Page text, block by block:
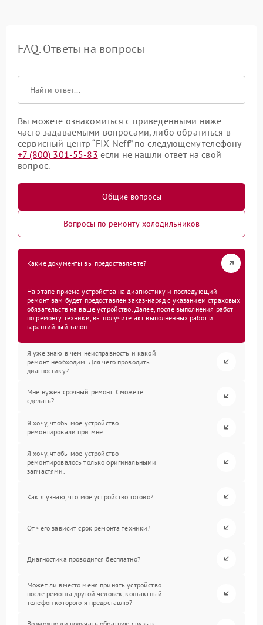
FAQ. Ответы на вопросы
Вы можете ознакомиться с приведенными ниже
часто задаваемыми вопросами, либо обратиться в
сервисный центр “FIX-Neff” по следующему телефону
+7 (800) 301-55-83 если не нашли ответ на свой
вопрос.
Общие вопросы
Вопросы по ремонту холодильников
Какие документы вы предоставляете?
На этапе приема устройства на диагностику и последующий
ремонт вам будет предоставлен заказ-наряд с указанием страховых
обязательств на ваше устройство. Далее, после выполнения работ
по ремонту техники, вы получите акт выполненных работ и
гарантийный талон.
Я уже знаю в чем неисправность и какой
ремонт необходим. Для чего проводить
диагностику?
Мне нужен срочный ремонт. Сможете
сделать?
Я хочу, чтобы мое устройство
ремонтировали при мне.
Я хочу, чтобы мое устройство
ремонтировалось только оригинальными
запчастями.
Как я узнаю, что мое устройство готово?
От чего зависит срок ремонта техники?
Диагностика проводится бесплатно?
Может ли вместо меня принять устройство
после ремонта другой человек, контактный
телефон которого я предоставлю?